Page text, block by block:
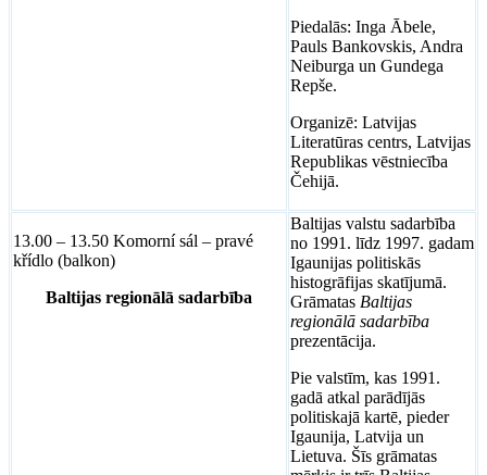
Piedalās: Inga Ābele,
Pauls Bankovskis, Andra
Neiburga un Gundega
Repše.
Organizē: Latvijas
Literatūras centrs, Latvijas
Republikas vēstniecība
Čehijā.
13.00 – 13.50 Komorní sál – pravé
křídlo (balkon)
Baltijas regionālā sadarbība
Baltijas valstu sadarbība
no 1991. līdz 1997. gadam
Igaunijas politiskās
histogrāfijas skatījumā.
Grāmatas Baltijas
regionālā sadarbība
prezentācija.
Pie valstīm, kas 1991.
gadā atkal parādījās
politiskajā kartē, pieder
Igaunija, Latvija un
Lietuva. Šīs grāmatas